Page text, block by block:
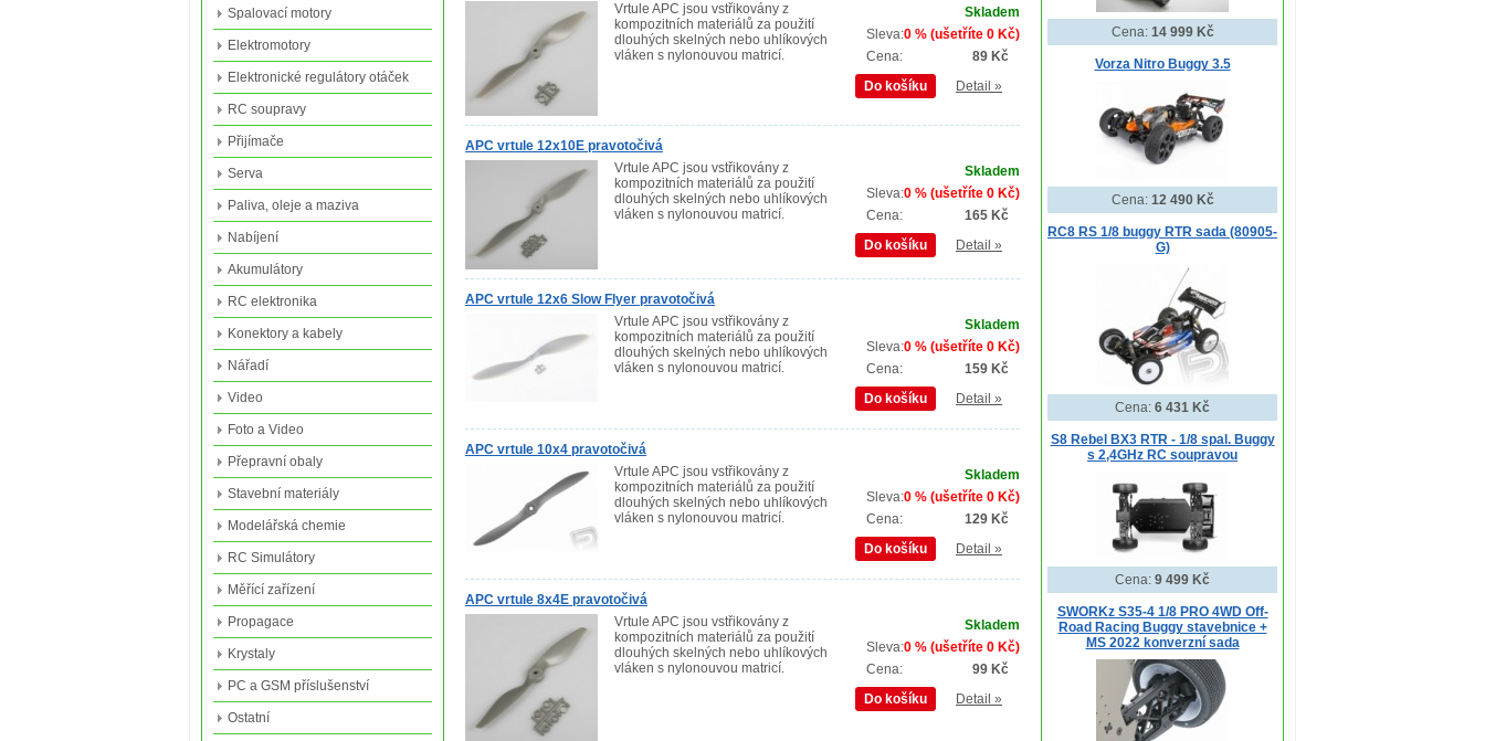
Skladem
0 % (ušetříte 0 Kč)
Sleva:
89 Kč
Cena:
Do košíku
Detail »
Vrtule APC jsou vstřikovány z
kompozitních materiálů za použití
dlouhých skelných nebo uhlíkových
vláken s nylonouvou matricí.
APC vrtule 12x10E pravotočivá
Skladem
0 % (ušetříte 0 Kč)
Sleva:
165 Kč
Cena:
Do košíku
Detail »
Vrtule APC jsou vstřikovány z
kompozitních materiálů za použití
dlouhých skelných nebo uhlíkových
vláken s nylonouvou matricí.
APC vrtule 12x6 Slow Flyer pravotočivá
Skladem
0 % (ušetříte 0 Kč)
Sleva:
159 Kč
Cena:
Do košíku
Detail »
Vrtule APC jsou vstřikovány z
kompozitních materiálů za použití
dlouhých skelných nebo uhlíkových
vláken s nylonouvou matricí.
APC vrtule 10x4 pravotočivá
Skladem
0 % (ušetříte 0 Kč)
Sleva:
129 Kč
Cena:
Do košíku
Detail »
Vrtule APC jsou vstřikovány z
kompozitních materiálů za použití
dlouhých skelných nebo uhlíkových
vláken s nylonouvou matricí.
APC vrtule 8x4E pravotočivá
Skladem
0 % (ušetříte 0 Kč)
Sleva:
99 Kč
Cena:
Do košíku
Detail »
Vrtule APC jsou vstřikovány z
kompozitních materiálů za použití
dlouhých skelných nebo uhlíkových
vláken s nylonouvou matricí.
Spalovací motory
Elektromotory
Elektronické regulátory otáček
RC soupravy
Přijímače
Serva
Paliva, oleje a maziva
Nabíjení
Akumulátory
RC elektronika
Konektory a kabely
Nářadí
Video
Foto a Video
Přepravní obaly
Stavební materiály
Modelářská chemie
RC Simulátory
Měřící zařízení
Propagace
Krystaly
PC a GSM příslušenství
Ostatní
Cena: 14 999 Kč
Vorza Nitro Buggy 3.5
Cena: 12 490 Kč
RC8 RS 1/8 buggy RTR sada (80905-
G)
Cena: 6 431 Kč
S8 Rebel BX3 RTR - 1/8 spal. Buggy
s 2,4GHz RC soupravou
Cena: 9 499 Kč
SWORKz S35-4 1/8 PRO 4WD Off-
Road Racing Buggy stavebnice +
MS 2022 konverzní sada